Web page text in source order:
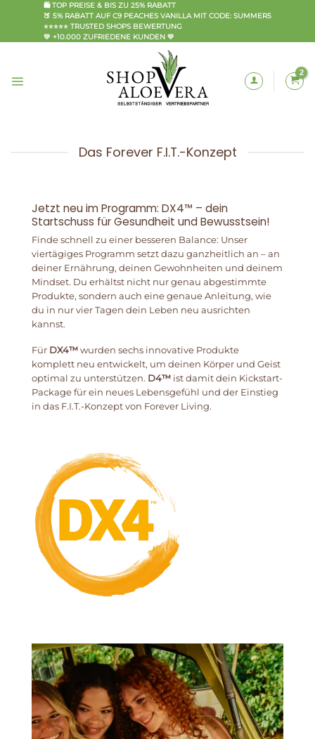
🛍️ TOP PREISE & BIS ZU 25% RABATT
🍑 5% RABATT AUF C9 PEACHES VANILLA MIT CODE: SUMMER5
⭐⭐⭐⭐⭐ TRUSTED SHOPS BEWERTUNG
💛 +10.000 ZUFRIEDENE KUNDEN 💛
Das Forever F.I.T.-Konzept
Jetzt neu im Programm: DX4™ – dein
Startschuss für Gesundheit und Bewusstsein!
Finde schnell zu einer besseren Balance: Unser
viertägiges Programm setzt dazu ganzheitlich an – an
deiner Ernährung, deinen Gewohnheiten und deinem
Mindset. Du erhältst nicht nur genau abgestimmte
Produkte, sondern auch eine genaue Anleitung, wie
du in nur vier Tagen dein Leben neu ausrichten
kannst.
Für DX4™ wurden sechs innovative Produkte
komplett neu entwickelt, um deinen Körper und Geist
optimal zu unterstützen. D4™ ist damit dein Kickstart-
Package für ein neues Lebensgefühl und der Einstieg
in das F.I.T.-Konzept von Forever Living.